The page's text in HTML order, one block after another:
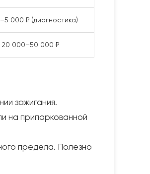
000 ₽ (диагностика)
20 000–50 000 ₽
зажигания.
на припаркованной
предела. Полезно